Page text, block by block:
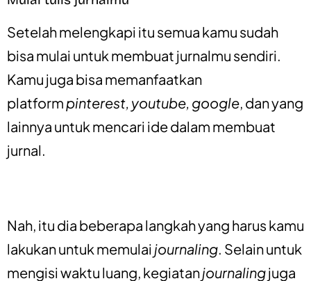
Setelah melengkapi itu semua kamu sudah
bisa mulai untuk membuat jurnalmu sendiri.
Kamu juga bisa memanfaatkan
platform pinterest, youtube, google, dan yang
lainnya untuk mencari ide dalam membuat
jurnal.
Nah, itu dia beberapa langkah yang harus kamu
lakukan untuk memulai journaling. Selain untuk
mengisi waktu luang, kegiatanjournalingjuga